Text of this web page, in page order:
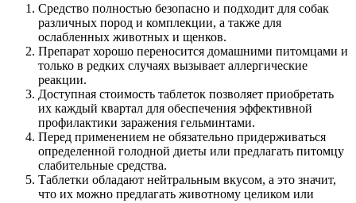
Средство полностью безопасно и подходит для собак
различных пород и комплекции, а также для
ослабленных животных и щенков.
Препарат хорошо переносится домашними питомцами и
только в редких случаях вызывает аллергические
реакции.
Доступная стоимость таблеток позволяет приобретать
их каждый квартал для обеспечения эффективной
профилактики заражения гельминтами.
Перед применением не обязательно придерживаться
определенной голодной диеты или предлагать питомцу
слабительные средства.
Таблетки обладают нейтральным вкусом, а это значит,
что их можно предлагать животному целиком или